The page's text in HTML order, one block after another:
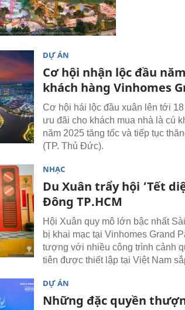
DỰ ÁN
Cơ hội nhận lộc đầu
khách hàng Vinhomes
Cơ hội hái lộc đầu xuân lên tới
ưu đãi cho khách mua nhà là cú
năm 2025 tăng tốc và tiếp tục
(TP. Thủ Đức).
NHẠC
Du Xuân trẩy hội ‘Tết
Đông TP.HCM
Hội Xuân quy mô lớn bậc nhất
bị khai mạc tại Vinhomes Grand
tượng với nhiều công trình cảnh
tiên được thiết lập tại Việt Nam
DỰ ÁN
Những đặc quyền